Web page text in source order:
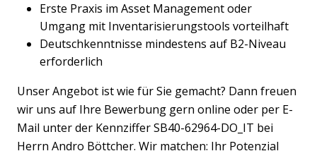
Erste Praxis im Asset Management oder
Umgang mit Inventarisierungstools vorteilhaft
Deutschkenntnisse mindestens auf B2-Niveau
erforderlich
Unser Angebot ist wie für Sie gemacht? Dann freuen
wir uns auf Ihre Bewerbung gern online oder per E-
Mail unter der Kennziffer SB40-62964-DO_IT bei
Herrn Andro Böttcher. Wir matchen: Ihr Potenzial